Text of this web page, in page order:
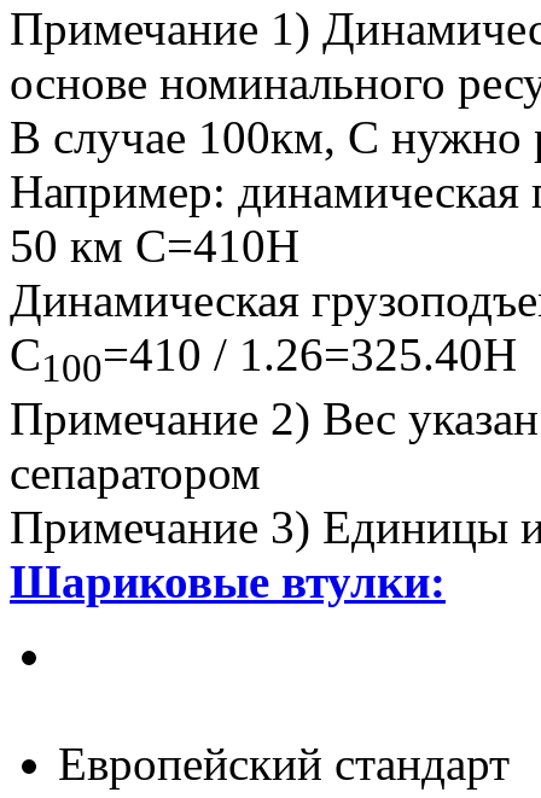
Примечание 1)
основе номинального
В случае 100км, С нужно
Например: динамическая
50 км C=410Н
Динамическая
C100=410 / 1.26=325.40Н
Примечание 2) Вес
сепаратором
Примечание 3) Единицы
Шариковые втулки:
Европейский стандарт